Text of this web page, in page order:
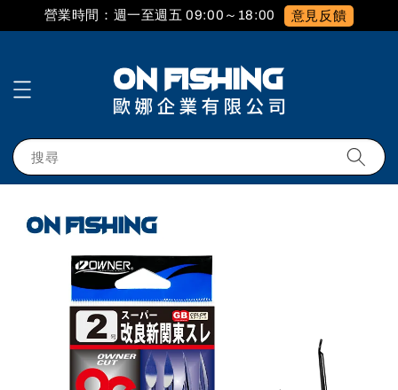
營業時間：週一至週五 09:00～18:00 意見反饋
搜尋